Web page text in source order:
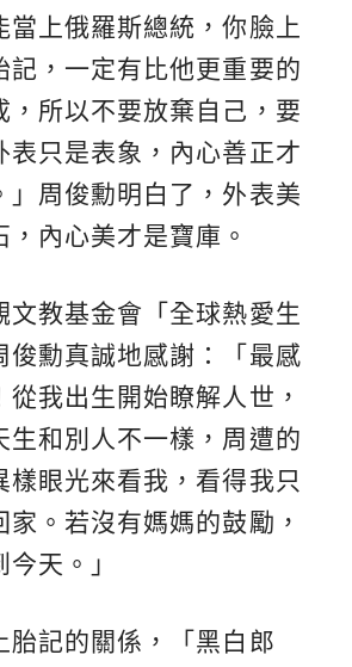
當上俄羅斯總統，你臉上
記，一定有比他更重要的
，所以不要放棄自己，要
表只是表象，內心善正才
」周俊勳明白了，外表美
，內心美才是寶庫。
文教基金會「全球熱愛生
俊勳真誠地感謝：「最感
從我出生開始瞭解人世，
生和別人不一樣，周遭的
樣眼光來看我，看得我只
家。若沒有媽媽的鼓勵，
天。」
胎記的關係，「黑白郎